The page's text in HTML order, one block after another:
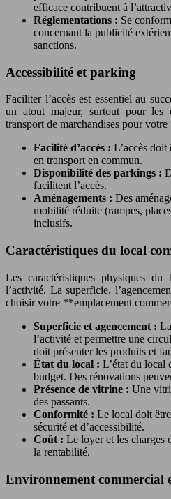
efficace contribuent à
Réglementations : Se
concernant la publicité
sanctions.
Accessibilité et parking
Faciliter l’accès est essentiel au
un atout majeur, surtout pour les
transport de marchandises pour
Facilité d’accès : L’accès
en transport en commun.
Disponibilité des parkings :
facilitent l’accès.
Aménagements : Des
mobilité réduite (rampes,
inclusifs.
Caractéristiques du local
Les caractéristiques physiques
l’activité. La superficie,
choisir votre **emplacement
Superficie et agencement :
l’activité et permettre une
doit présenter les produits et
État du local : L’état du local
budget. Des rénovations
Présence de vitrine : Une
des passants.
Conformité : Le local doit
sécurité et d’accessibilité.
Coût : Le loyer et les charges
la rentabilité.
Environnement commercial